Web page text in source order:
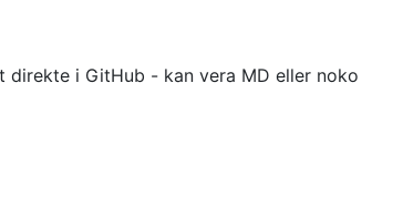
i GitHub - kan vera MD eller noko